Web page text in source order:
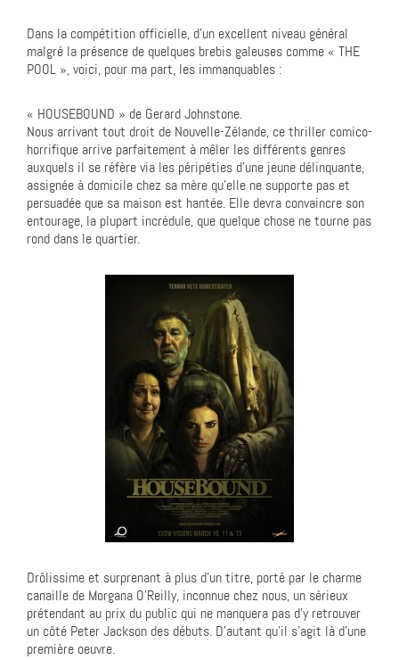
Dans la compétition officielle, d’un excellent niveau général
malgré la présence de quelques brebis galeuses comme « THE
POOL », voici, pour ma part, les immanquables :
« HOUSEBOUND » de Gerard Johnstone.
Nous arrivant tout droit de Nouvelle-Zélande, ce thriller comico-
horrifique arrive parfaitement à mêler les différents genres
auxquels il se réfère via les péripéties d’une jeune délinquante,
assignée à domicile chez sa mère qu’elle ne supporte pas et
persuadée que sa maison est hantée. Elle devra convaincre son
entourage, la plupart incrédule, que quelque chose ne tourne pas
rond dans le quartier.
Drôlissime et surprenant à plus d’un titre, porté par le charme
canaille de Morgana O’Reilly, inconnue chez nous, un sérieux
prétendant au prix du public qui ne manquera pas d’y retrouver
un côté Peter Jackson des débuts. D’autant qu’il s’agit là d’une
première oeuvre.